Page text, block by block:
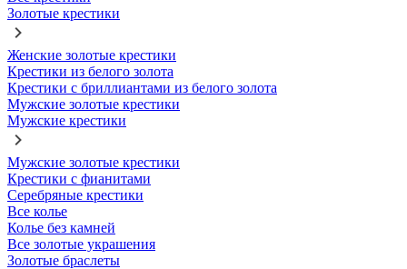
Золотые крестики
Женские золотые крестики
Крестики из белого золота
Крестики с бриллиантами из белого золота
Мужские золотые крестики
Мужские крестики
Мужские золотые крестики
Крестики с фианитами
Серебряные крестики
Все колье
Колье без камней
Все золотые украшения
Золотые браслеты